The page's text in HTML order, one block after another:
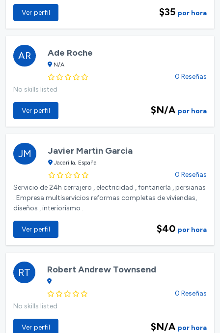
Ver perfil $35 por hora
AR Ade Roche
N/A
0 Reseñas
No skills listed
Ver perfil $N/A por hora
JM Javier Martin Garcia
Jacarilla, España
0 Reseñas
Servicio de 24h cerrajero , electricidad , fontanería , persianas
. Empresa multiservicios reformas completas de viviendas,
diseños , interiorismo .
Ver perfil $40 por hora
RT Robert Andrew Townsend
0 Reseñas
No skills listed
Ver perfil $N/A por hora